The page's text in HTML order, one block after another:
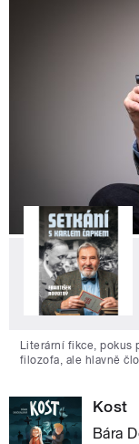
Literární fikce, pokus
filozofa, ale hlavně
Kost
Bára